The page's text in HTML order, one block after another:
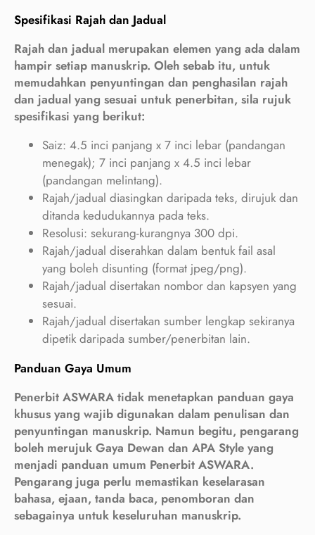
Spesifikasi Rajah dan Jadual
Rajah dan jadual merupakan elemen yang ada dalam
hampir setiap manuskrip. Oleh sebab itu, untuk
memudahkan penyuntingan dan penghasilan rajah
dan jadual yang sesuai untuk penerbitan, sila rujuk
spesifikasi yang berikut:
Saiz: 4.5 inci panjang x 7 inci lebar (pandangan
menegak); 7 inci panjang x 4.5 inci lebar
(pandangan melintang).
Rajah/jadual diasingkan daripada teks, dirujuk dan
ditanda kedudukannya pada teks.
Resolusi: sekurang-kurangnya 300 dpi.
Rajah/jadual diserahkan dalam bentuk fail asal
yang boleh disunting (format jpeg/png).
Rajah/jadual disertakan nombor dan kapsyen yang
sesuai.
Rajah/jadual disertakan sumber lengkap sekiranya
dipetik daripada sumber/penerbitan lain.
Panduan Gaya Umum
Penerbit ASWARA tidak menetapkan panduan gaya
khusus yang wajib digunakan dalam penulisan dan
penyuntingan manuskrip. Namun begitu, pengarang
boleh merujuk Gaya Dewan dan APA Style yang
menjadi panduan umum Penerbit ASWARA.
Pengarang juga perlu memastikan keselarasan
bahasa, ejaan, tanda baca, penomboran dan
sebagainya untuk keseluruhan manuskrip.